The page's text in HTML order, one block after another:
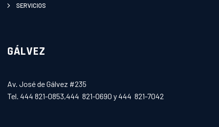
SERVICIOS
GÁLVEZ
Av. José de Gálvez #235
Tel. 444 821-0853,444 821-0690 y 444 821-7042